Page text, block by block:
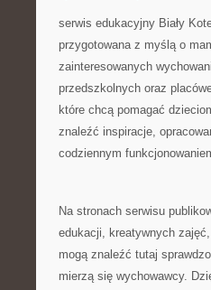
serwis edukacyjny Biały
przygotowana z myślą o
zainteresowanych
przedszkolnych oraz
które chcą pomagać
znaleźć inspiracje,
codziennym
Na stronach serwisu
edukacji, kreatywnych
mogą znaleźć tutaj
mierzą się wychowawcy.